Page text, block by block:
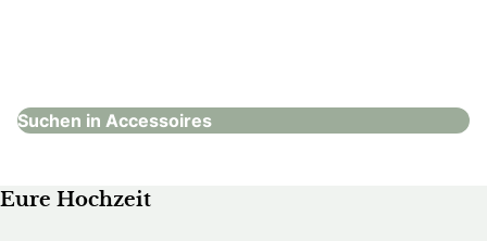
Suchen in Accessoires
Eure Hochzeit